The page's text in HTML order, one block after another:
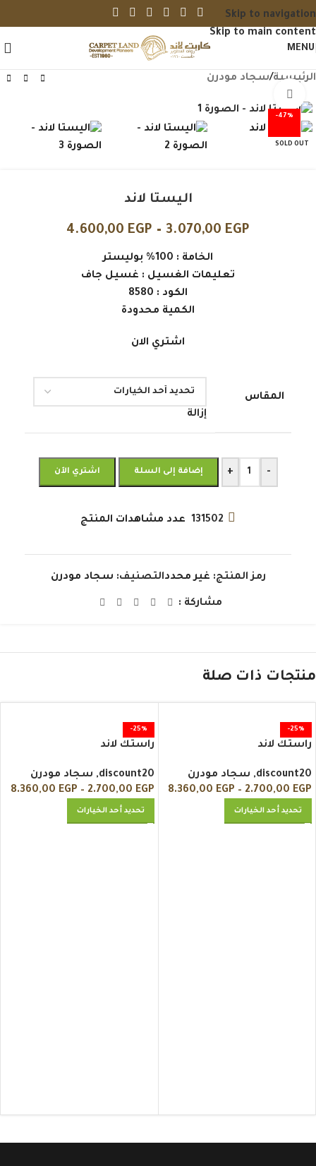
Skip to navigation
Skip to main content
MENU
الرئيسية/سجاد مودرن
-47%
SOLD OUT
اليستا لاند
3.070,00 EGP
–
4.600,00 EGP
الخامة : 100% بوليستر
تعليمات الغسيل : غسيل جاف
الكود : 8580
الكمية محدودة
اشتري الان
المقاس
إزالة
-
+ إضافة إلى السلة اشتري الآن
131502 عدد مشاهدات المنتج
رمز المنتج: غير محددالتصنيف: سجاد مودرن
مشاركة :
منتجات ذات صلة
-25%
راستك لاند
discount20
, سجاد مودرن
2.700,00 EGP
–
8.360,00 EGP
تحديد أحد الخيارات
-25%
راستك لاند
discount20
, سجاد مودرن
2.700,00 EGP
–
8.360,00 EGP
تحديد أحد الخيارات